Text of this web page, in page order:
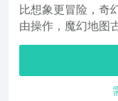
比想象更冒险，奇
由操作，魔幻地图